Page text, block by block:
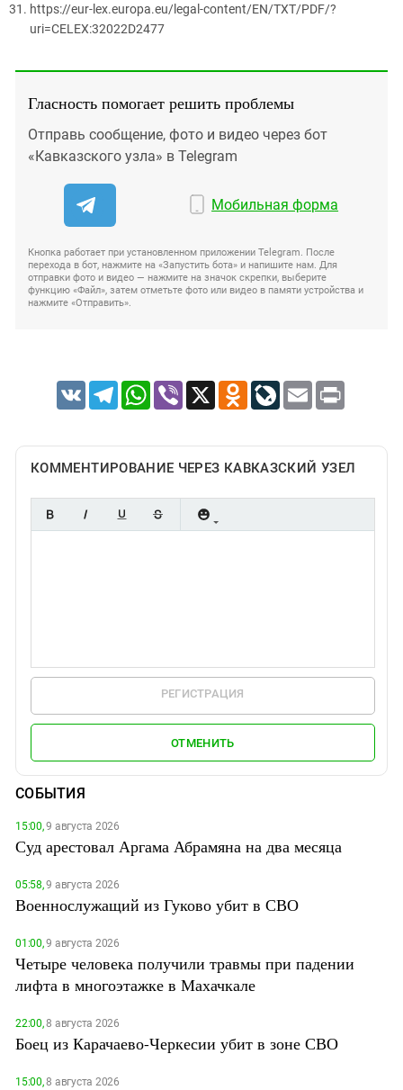
https://eur-lex.europa.eu/legal-content/EN/TXT/PDF/?
uri=CELEX:32022D2477
Гласность помогает решить проблемы
Отправь сообщение, фото и видео через бот
«Кавказского узла» в Telegram
Мобильная форма
Кнопка работает при установленном приложении Telegram. После
перехода в бот, нажмите на «Запустить бота» и напишите нам. Для
отправки фото и видео — нажмите на значок скрепки, выберите
функцию «Файл», затем отметьте фото или видео в памяти устройства и
нажмите «Отправить».
VK TelegramWhatsApp
Viber X Odnoklassniki
LiveJournal
Email Print
КОММЕНТИРОВАНИЕ ЧЕРЕЗ КАВКАЗСКИЙ УЗЕЛ
РЕГИСТРАЦИЯ
ОТМЕНИТЬ
СОБЫТИЯ
15:00,9 августа 2026
Суд арестовал Аргама Абрамяна на два месяца
05:58,9 августа 2026
Военнослужащий из Гуково убит в СВО
01:00,9 августа 2026
Четыре человека получили травмы при падении
лифта в многоэтажке в Махачкале
22:00,8 августа 2026
Боец из Карачаево-Черкесии убит в зоне СВО
15:00,8 августа 2026